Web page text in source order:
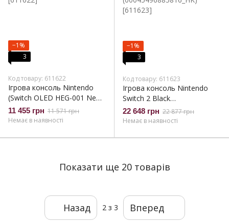
−1%
3
Код товару: 611622
Ігрова консоль Nintendo
(Switch OLED HEG-001 Neon
Blue and Neon Red_HK)
11 455 грн 11 571 грн
Немає в наявності
−1%
3
Код товару: 611623
Ігрова консоль Nintendo
Switch 2 Black
(00045496885816)_HK
(00045496885816_HK)
22 648 грн 22 877 грн
Немає в наявності
Показати ще 20 товарів
Назад 2з 3 Вперед